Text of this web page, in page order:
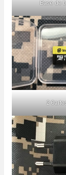
Base de
2